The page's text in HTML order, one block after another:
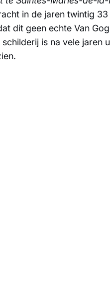
in de jaren twintig
dit geen echte Van
is na vele jaren